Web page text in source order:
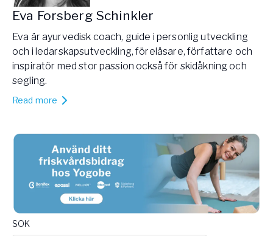
Eva Forsberg Schinkler
Eva är ayurvedisk coach, guide i personlig utveckling
och i ledarskapsutveckling, föreläsare, författare och
inspiratör med stor passion också för skidåkning och
segling.
Read more
SOK